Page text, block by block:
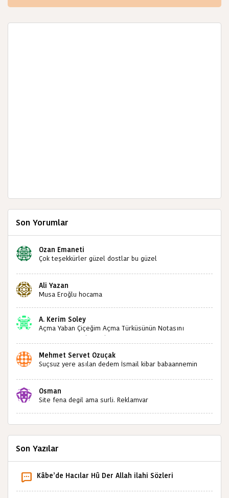
Son Yorumlar
Ozan Emaneti
Çok teşekkürler güzel dostlar bu güzel
sizlerin sayesinde türkülerimiz ölmeyecektir tekrar
teşekkürler saygılarımla
Ali Yazan
Musa Eroğlu hocama
A. Kerim Soley
Açma Yaban Çiçeğim Açma Türküsünün Notasını
Bulabilir miyiz ?İlginiz İçin Şimdiden Teşekkürler.
Mehmet Servet Özuçak
Suçsuz yere asılan dedem İsmail kibar babaannemin
Osman
Site fena degil ama surli. Reklamvar
Son Yazılar
Kâbe’de Hacılar Hû Der Allah ilahi Sözleri